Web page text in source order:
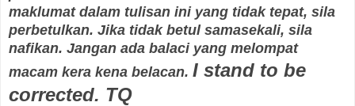
maklumat dalam tulisan ini yang tidak tepat, sila
perbetulkan. Jika tidak betul samasekali, sila
nafikan. Jangan ada balaci yang melompat
macam kera kena belacan. I stand to be
corrected. TQ